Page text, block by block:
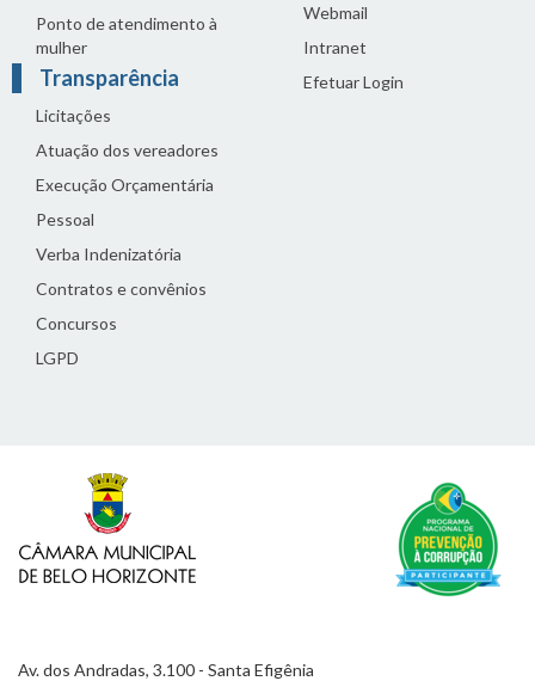
Ponto de atendimento à
mulher
Transparência
Licitações
Atuação dos vereadores
Execução Orçamentária
Pessoal
Verba Indenizatória
Contratos e convênios
Concursos
LGPD
Webmail
Intranet
Efetuar Login
Av. dos Andradas, 3.100 - Santa Efigênia